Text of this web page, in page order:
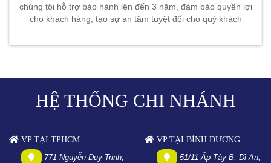
chúng tôi hỗ trợ bảo hành lên đến 3 năm, đảm bảo quyền lợi
cho khách hàng, tạo sự an tâm tuyệt đối cho quý khách
HỆ THỐNG CHI NHÁNH
VP TẠI TPHCM
771 Nguyễn Duy Trinh,
VP TẠI BÌNH DƯƠNG
51/11 Ấp Tây B, Dĩ An,